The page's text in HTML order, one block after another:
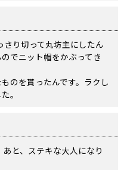
り切って丸坊主にしたん
でニット帽をかぶってき
のを貰ったんです。ラクし
。
と、ステキな大人になり